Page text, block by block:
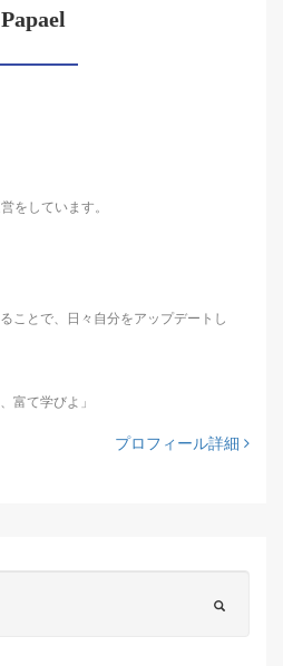
Papael
をしています。
ことで、日々自分をアップデートし
富て学びよ」
プロフィール詳細